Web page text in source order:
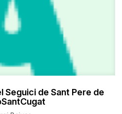
de Sant Pere de